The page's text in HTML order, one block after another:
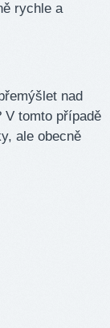
rychle a
nad
tomto případě
ale obecně